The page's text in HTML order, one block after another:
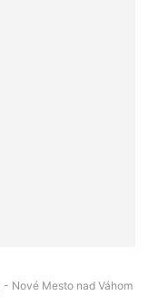
Nové Mesto nad Váhom